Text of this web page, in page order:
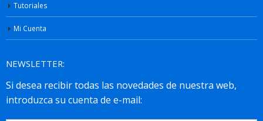
Tutoriales
Mi Cuenta
NEWSLETTER: